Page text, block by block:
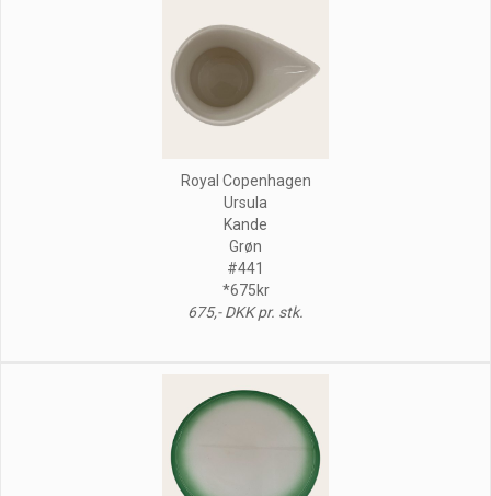
Royal Copenhagen
Ursula
Kande
Grøn
#441
*675kr
675,- DKK pr. stk.